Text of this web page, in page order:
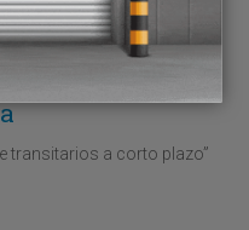
para invertir en flota”
transitarios a corto plazo”